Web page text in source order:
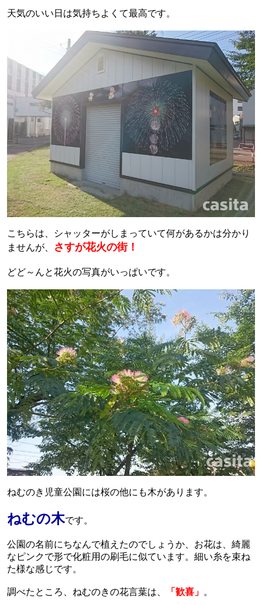
天気のいい日は気持ちよくて最高です。
こちらは、シャッターがしまっていて何があるかは分かり
ませんが、
さすが花火の街！
どど～んと花火の写真がいっぱいです。
ねむのき児童公園には桜の他にも木があります。
ねむの木です。
公園の名前にちなんで植えたのでしょうか、お花は、綺麗
なピンクで形で化粧用の刷毛に似ています。細い糸を束ね
た様な感じです。
調べたところ、ねむのきの花言葉は、 「歓喜」 。